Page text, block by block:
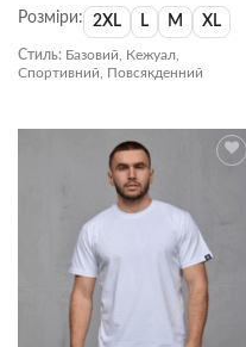
в4з 5
Розміри: 2XL L M XL
Стиль: Базовий, Кежуал,
Спортивний, Повсякденний